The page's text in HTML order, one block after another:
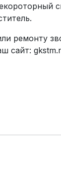
ремонту
сайт: